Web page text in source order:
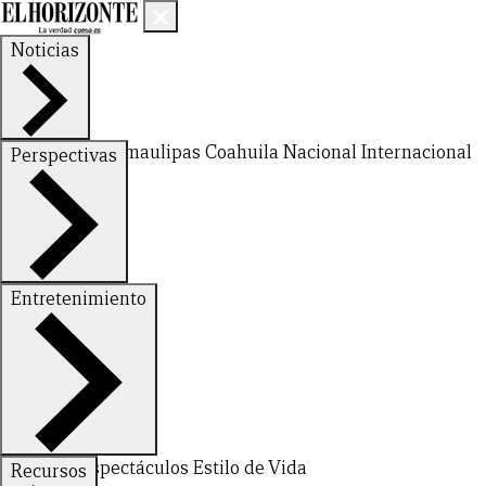
Noticias
Nuevo LeónTamaulipas Coahuila NacionalInternacional
Perspectivas
FinanzasOpinión
Entretenimiento
DeportesEspectáculos Estilo de Vida
Recursos